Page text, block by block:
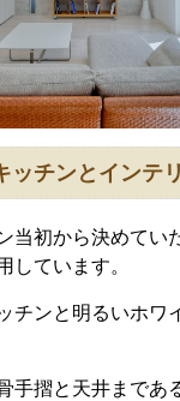
ッチンとインテ
当初から決めてい
しています。
チンと明るいホワ
手摺と天井まであ